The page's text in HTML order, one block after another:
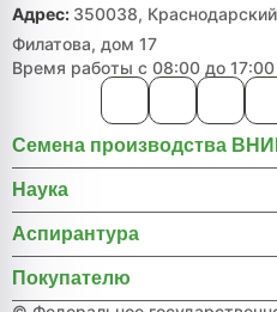
Адрес: 350038,
Филатова, дом 17
Время работы с 08:00 до 17:00
Семена производства
Наука
Аспирантура
Покупателю